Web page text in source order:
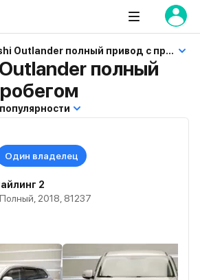
Mitsubishi Outlander полный привод с пробегом
полный
Один владелец
2
2018, 81237